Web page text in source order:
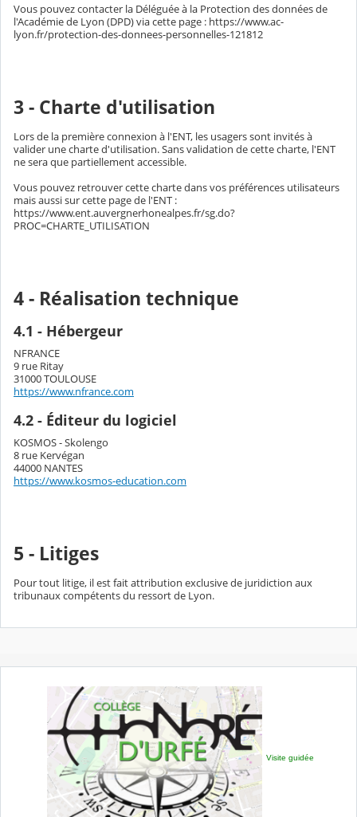
Vous pouvez contacter la Déléguée à la Protection des données de
l'Académie de Lyon (DPD) via cette page : https://www.ac-
lyon.fr/protection-des-donnees-personnelles-121812
3 - Charte d'utilisation
Lors de la première connexion à l'ENT, les usagers sont invités à
valider une charte d'utilisation. Sans validation de cette charte, l'ENT
ne sera que partiellement accessible.
Vous pouvez retrouver cette charte dans vos préférences utilisateurs
mais aussi sur cette page de l'ENT :
https://www.ent.auvergnerhonealpes.fr/sg.do?
PROC=CHARTE_UTILISATION
4 - Réalisation technique
4.1 - Hébergeur
NFRANCE
9 rue Ritay
31000 TOULOUSE
https://www.nfrance.com
4.2 - Éditeur du logiciel
KOSMOS - Skolengo
8 rue Kervégan
44000 NANTES
https://www.kosmos-education.com
5 - Litiges
Pour tout litige, il est fait attribution exclusive de juridiction aux
tribunaux compétents du ressort de Lyon.
Visite guidée